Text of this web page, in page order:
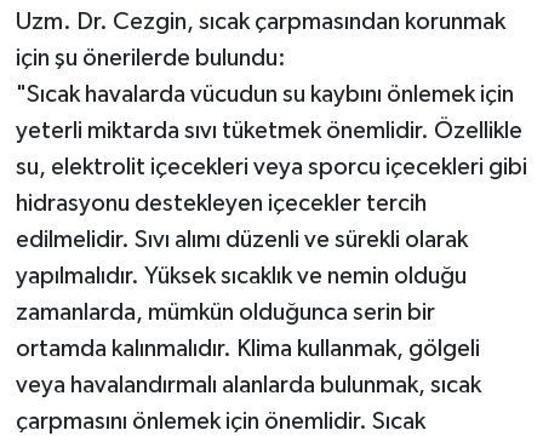
Uzm. Dr. Cezgin, sıcak çarpmasından korunmak
için şu önerilerde bulundu:
"Sıcak havalarda vücudun su kaybını önlemek için
yeterli miktarda sıvı tüketmek önemlidir. Özellikle
su, elektrolit içecekleri veya sporcu içecekleri gibi
hidrasyonu destekleyen içecekler tercih
edilmelidir. Sıvı alımı düzenli ve sürekli olarak
yapılmalıdır. Yüksek sıcaklık ve nemin olduğu
zamanlarda, mümkün olduğunca serin bir
ortamda kalınmalıdır. Klima kullanmak, gölgeli
veya havalandırmalı alanlarda bulunmak, sıcak
çarpmasını önlemek için önemlidir. Sıcak